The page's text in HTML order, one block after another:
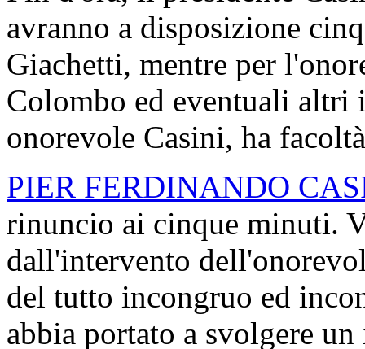
avranno a disposizione
Giachetti, mentre per
Colombo ed eventuali altri
onorevole Casini, ha
PIER FERDINANDO
rinuncio ai cinque minuti.
dall'intervento
del tutto incongruo ed
abbia portato a svolgere